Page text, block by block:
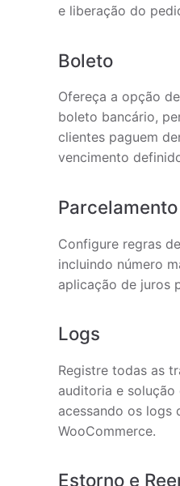
e liberação do
Boleto
Ofereça a opção
boleto bancário,
clientes paguem
vencimento
Parcelamento
Configure regras
incluindo número
aplicação de juros
Logs
Registre todas as
auditoria e solução
acessando os logs
WooCommerce.
Estorno e